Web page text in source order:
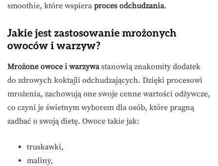
smoothie, które wspiera proces odchudzania.
Jakie jest zastosowanie mrożonych
owoców i warzyw?
Mrożone owoce i warzywastanowią znakomity dodatek
do zdrowych koktajli odchudzających. Dzięki procesowi
mrożenia, zachowują one swoje cenne wartości odżywcze,
co czyni je świetnym wyborem dla osób, które pragną
zadbać o swoją dietę. Owoce takie jak:
truskawki,
maliny,